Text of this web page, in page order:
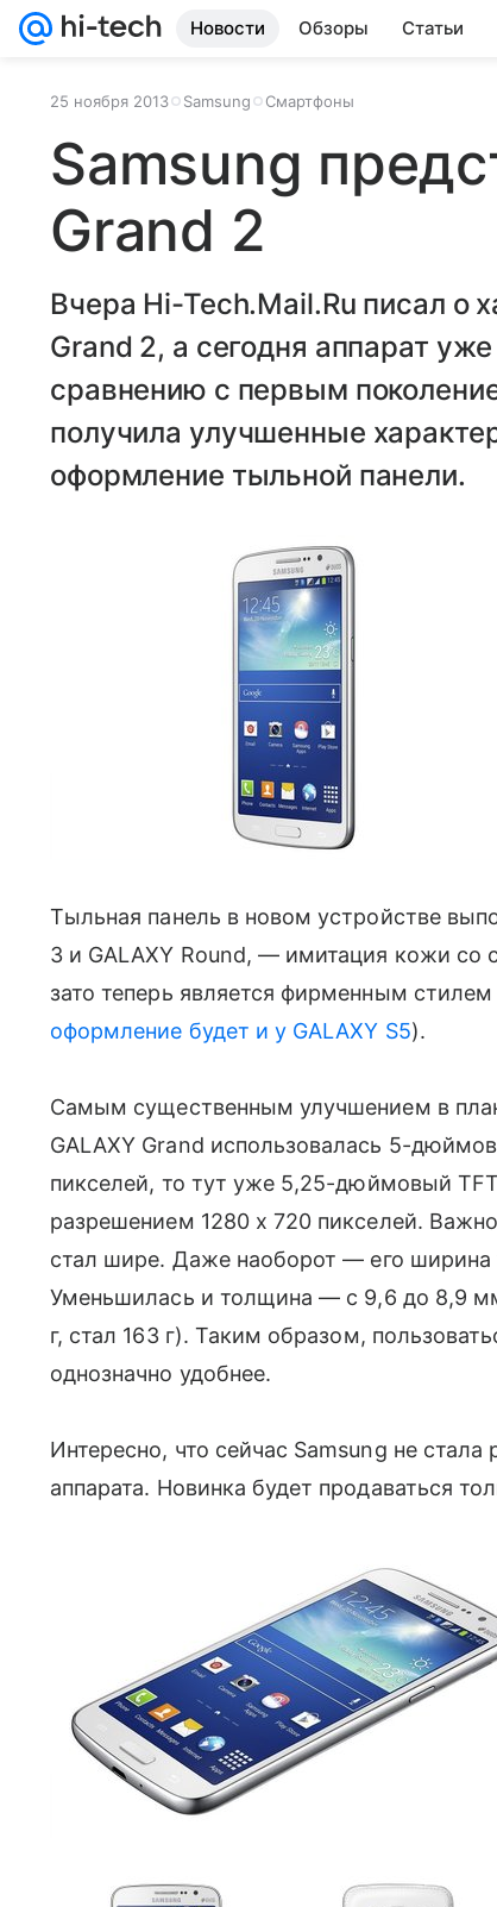
Новости Обзоры Статьи
25 ноября 2013 Samsung Смартфоны
Samsung
Grand 2
Вчера Hi-Tech.Mail.Ru писал о
Grand 2, а сегодня аппарат
сравнению с первым
получила улучшенные
оформление тыльной панели.
Тыльная панель в новом устройстве
3 и GALAXY Round, — имитация кожи со
зато теперь является фирменным стилем
оформление будет и у GALAXY S5).
Самым существенным улучшением в
GALAXY Grand использовалась 5-
пикселей, то тут уже 5,25-дюймовый
разрешением 1280 х 720 пикселей.
стал шире. Даже наоборот — его
Уменьшилась и толщина — с 9,6 до 8,9
г, стал 163 г). Таким образом,
однозначно удобнее.
Интересно, что сейчас Samsung не
аппарата. Новинка будет продаваться